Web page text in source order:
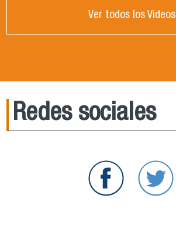
Ver todos los Videos
Redes sociales